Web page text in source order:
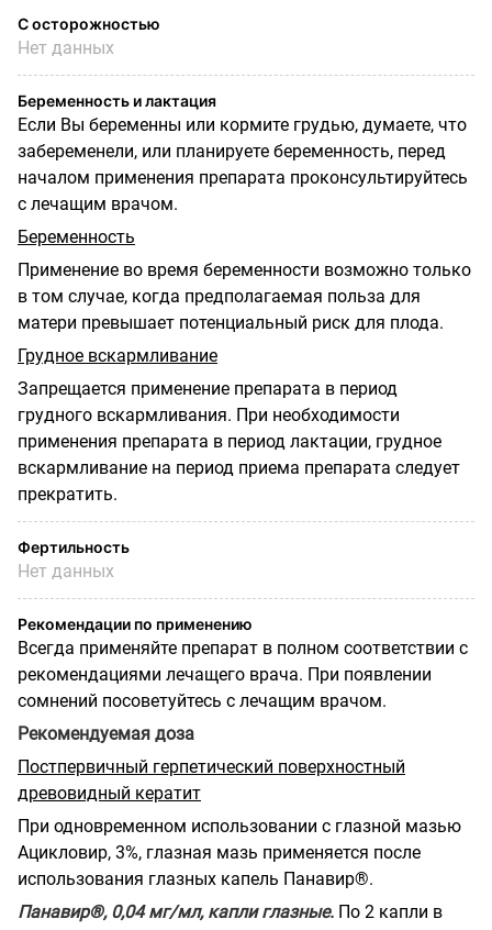
С осторожностью
Нет данных
Беременность и лактация
Если Вы беременны или кормите грудью, думаете, что
забеременели, или планируете беременность, перед
началом применения препарата проконсультируйтесь
с лечащим врачом.
Беременность
Применение во время беременности возможно только
в том случае, когда предполагаемая польза для
матери превышает потенциальный риск для плода.
Грудное вскармливание
Запрещается применение препарата в период
грудного вскармливания. При необходимости
применения препарата в период лактации, грудное
вскармливание на период приема препарата следует
прекратить.
Фертильность
Нет данных
Рекомендации по применению
Всегда применяйте препарат в полном соответствии с
рекомендациями лечащего врача. При появлении
сомнений посоветуйтесь с лечащим врачом.
Рекомендуемая доза
Постпервичный герпетический поверхностный
древовидный кератит
При одновременном использовании с глазной мазью
Ацикловир, 3%, глазная мазь применяется после
использования глазных капель Панавир®.
Панавир®, 0,04 мг/мл, капли глазные. По 2 капли в